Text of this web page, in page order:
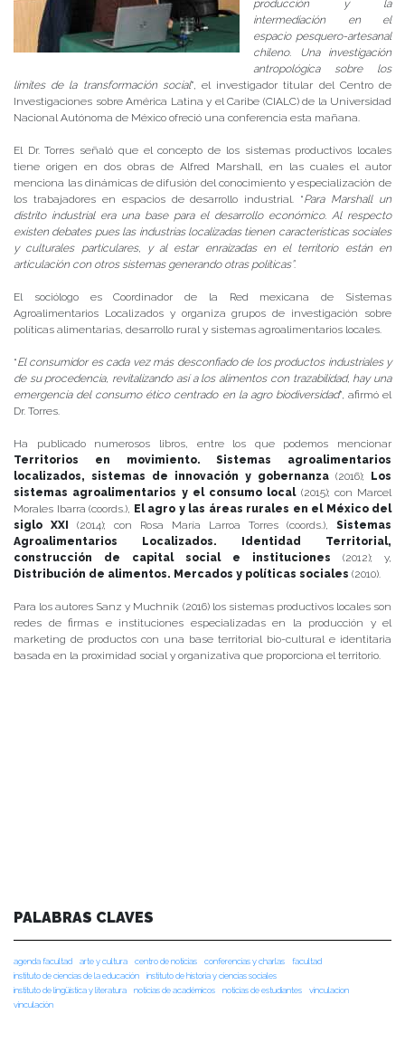
producción y la
intermediación en el
espacio pesquero-artesanal
chileno. Una investigación
antropológica sobre los
límites de la transformación social”, el investigador titular del Centro de
Investigaciones sobre América Latina y el Caribe (CIALC) de la Universidad
Nacional Autónoma de México ofreció una conferencia esta mañana.
El Dr. Torres señaló que el concepto de los sistemas productivos locales
tiene origen en dos obras de Alfred Marshall, en las cuales el autor
menciona las dinámicas de difusión del conocimiento y especialización de
los trabajadores en espacios de desarrollo industrial. “Para Marshall un
distrito industrial era una base para el desarrollo económico. Al respecto
existen debates pues las industrias localizadas tienen características sociales
y culturales particulares, y al estar enraizadas en el territorio están en
articulación con otros sistemas generando otras políticas”.
El sociólogo es Coordinador de la Red mexicana de Sistemas
Agroalimentarios Localizados y organiza grupos de investigación sobre
políticas alimentarias, desarrollo rural y sistemas agroalimentarios locales.
“El consumidor es cada vez más desconfiado de los productos industriales y
de su procedencia, revitalizando así a los alimentos con trazabilidad, hay una
emergencia del consumo ético centrado en la agro biodiversidad”, afirmó el
Dr. Torres.
Ha publicado numerosos libros, entre los que podemos mencionar
Territorios en movimiento. Sistemas agroalimentarios
localizados, sistemas de innovación y gobernanza (2016);
Los
sistemas agroalimentarios y el consumo local(2015); con Marcel
Morales Ibarra (coords.), El agro y las áreas rurales en el México del
siglo XXI
(2014); con Rosa María Larroa Torres (coords.), Sistemas
Agroalimentarios Localizados. Identidad Territorial,
construcción de capital social e instituciones (2012); y,
Distribución de alimentos. Mercados y políticas sociales (2010).
Para los autores Sanz y Muchnik (2016) los sistemas productivos locales son
redes de firmas e instituciones especializadas en la producción y el
marketing de productos con una base territorial bio-cultural e identitaria
basada en la proximidad social y organizativa que proporciona el territorio.
PALABRAS CLAVES
agenda facultad arte y cultura centro de noticias conferencias y charlas
facultad
instituto de ciencias de la educación
instituto de historia y ciencias sociales
instituto de lingüística y literatura
noticias de académicos noticias de estudiantes
vinculacion
vinculación